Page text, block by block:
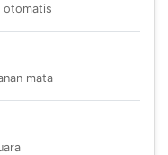
otomatis
mata